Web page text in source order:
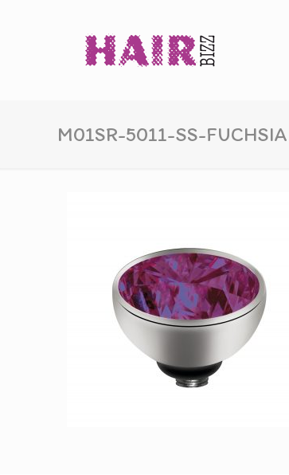
M01SR-5011-SS-FUCHSIA